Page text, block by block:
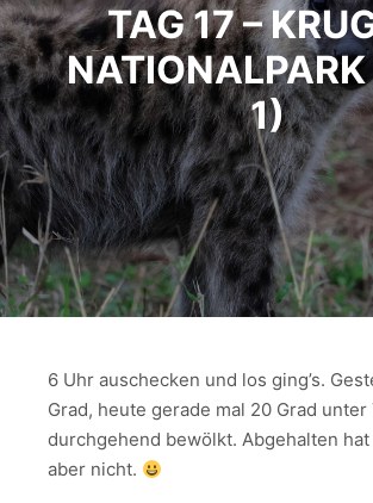
TAG 17 –
1)
6 Uhr auschecken und los ging’s.
Grad, heute gerade mal 20 Grad unter
durchgehend bewölkt. Abgehalten
aber nicht.